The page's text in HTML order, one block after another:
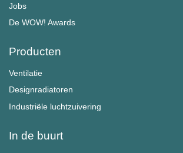
Jobs
De WOW! Awards
Producten
Ventilatie
Designradiatoren
Industriële luchtzuivering
In de buurt